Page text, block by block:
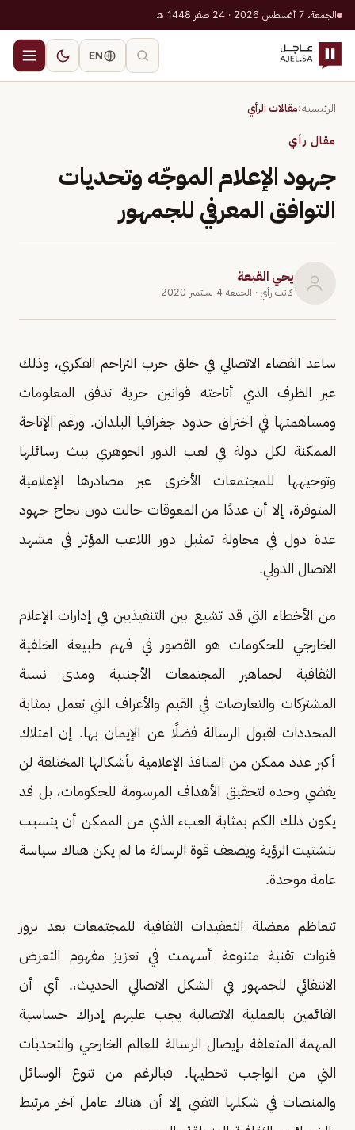
الجمعة، 7 أغسطس 2026 · 24 صفر 1448 هـ
EN
الرئيسية‹مقالات الرأي
مقال رأي
جهود الإعلام الموجّه وتحديات
التوافق المعرفي للجمهور
يحي القبعة
كاتب رأي · الجمعة 4 سبتمبر 2020
ساعد الفضاء الاتصالي في خلق حرب التزاحم الفكري، وذلك
عبر الظرف الذي أتاحته قوانين حرية تدفق المعلومات
ومساهمتها في اختراق حدود جغرافيا البلدان. ورغم الإتاحة
الممكنة لكل دولة في لعب الدور الجوهري ببث رسائلها
وتوجيهها للمجتمعات الأخرى عبر مصادرها الإعلامية
المتوفرة، إلا أن عددًا من المعوقات حالت دون نجاح جهود
عدة دول في محاولة تمثيل دور اللاعب المؤثر في مشهد
الاتصال الدولي.
من الأخطاء التي قد تشيع بين التنفيذيين في إدارات الإعلام
الخارجي للحكومات هو القصور في فهم طبيعة الخلفية
الثقافية لجماهير المجتمعات الأجنبية ومدى نسبة
المشتركات والتعارضات في القيم والأعراف التي تعمل بمثابة
المحددات لقبول الرسالة فضلًا عن الإيمان بها. إن امتلاك
أكبر عدد ممكن من المنافذ الإعلامية بأشكالها المختلفة لن
يفضي وحده لتحقيق الأهداف المرسومة للحكومات، بل قد
يكون ذلك الكم بمثابة العبء الذي من الممكن أن يتسبب
بتشتيت الرؤية ويضعف قوة الرسالة ما لم يكن هناك سياسة
عامة موحدة.
تتعاظم معضلة التعقيدات الثقافية للمجتمعات بعد بروز
قنوات تقنية متنوعة أسهمت في تعزيز مفهوم التعرض
الانتقائي للجمهور في الشكل الاتصالي الحديث،. أي أن
القائمين بالعملية الاتصالية يجب عليهم إدراك حساسية
المهمة المتعلقة بإيصال الرسالة للعالم الخارجي والتحديات
التي من الواجب تخطيها. فبالرغم من تنوع الوسائل
والمنصات في شكلها التقني إلا أن هناك عامل آخر مرتبط